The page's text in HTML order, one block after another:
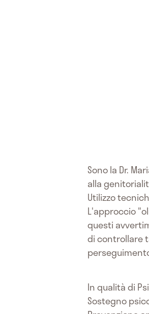
Sono la Dr.
alla
Utilizzo
L'approccio
questi
di controllare
In qualità di
Sostegno